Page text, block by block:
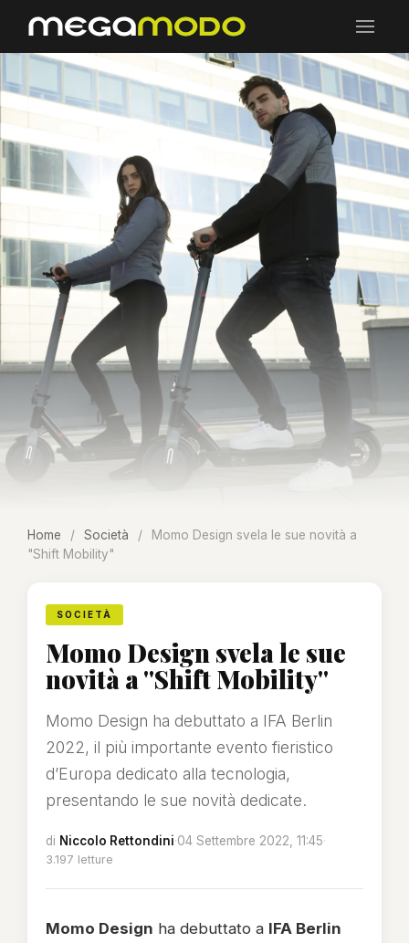
Home / Società /
Momo Design svela le sue novità a
"Shift Mobility"
SOCIETÀ
Momo Design svela le sue
novità a "Shift Mobility"
Momo Design ha debuttato a IFA Berlin
2022, il più importante evento fieristico
d’Europa dedicato alla tecnologia,
presentando le sue novità dedicate.
di Niccolo Rettondini·04 Settembre 2022, 11:45·
3.197 letture
Momo Design ha debuttato a IFA Berlin